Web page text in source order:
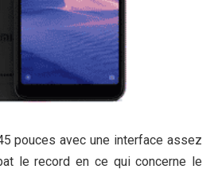
pouces avec une interface assez
le record en ce qui concerne le